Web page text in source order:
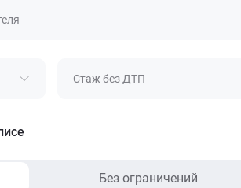
Стаж без ДТП
Без ограничений